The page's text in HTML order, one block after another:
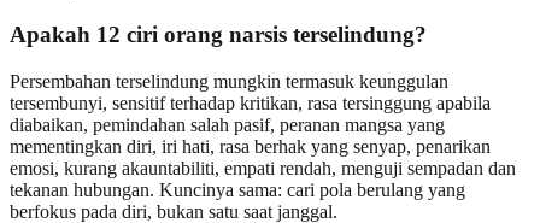
Apakah 12 ciri orang narsis terselindung?
Persembahan terselindung mungkin termasuk keunggulan
tersembunyi, sensitif terhadap kritikan, rasa tersinggung apabila
diabaikan, pemindahan salah pasif, peranan mangsa yang
mementingkan diri, iri hati, rasa berhak yang senyap, penarikan
emosi, kurang akauntabiliti, empati rendah, menguji sempadan dan
tekanan hubungan. Kuncinya sama: cari pola berulang yang
berfokus pada diri, bukan satu saat janggal.